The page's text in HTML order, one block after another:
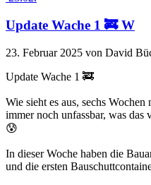
Update Wache 1 🚒 W
23. Februar 2025 von David
Update Wache 1 🚒
Wie sieht es aus, sechs
immer noch unfassbar, was das
😰
In dieser Woche haben die
und die ersten